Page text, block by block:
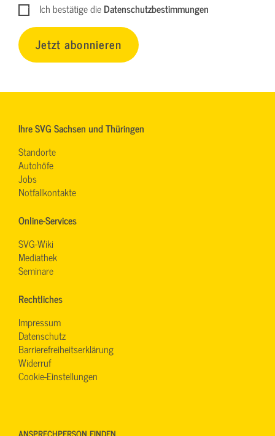
Ich bestätige dieDatenschutzbestimmungen
Jetzt abonnieren
Ihre SVG Sachsen und Thüringen
Standorte
Autohöfe
Jobs
Notfallkontakte
Online-Services
SVG-Wiki
Mediathek
Seminare
Rechtliches
Impressum
Datenschutz
Barrierefreiheitserklärung
Widerruf
Cookie-Einstellungen
ANSPRECHPERSON FINDEN